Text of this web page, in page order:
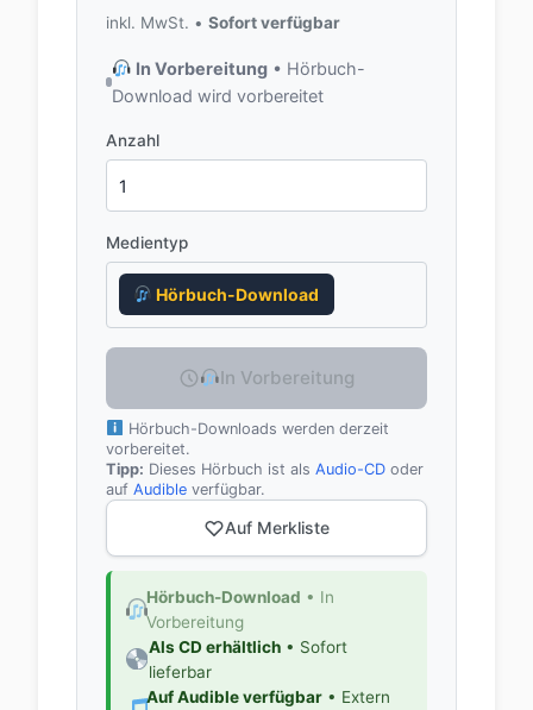
inkl. MwSt. • Sofort verfügbar
In Vorbereitung• Hörbuch-
Download wird vorbereitet
Anzahl
Medientyp
Hörbuch-Download
In Vorbereitung
Hörbuch-Downloads werden derzeit
vorbereitet.
Tipp: Dieses Hörbuch ist als Audio-CD oder
auf Audible verfügbar.
Auf Merkliste
Hörbuch-Download • In
Vorbereitung
Als CD erhältlich• Sofort
lieferbar
Auf Audible verfügbar• Extern